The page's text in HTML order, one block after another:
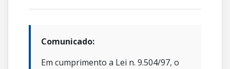
Comunicado:
Em cumprimento a Lei n. 9.504/97, o